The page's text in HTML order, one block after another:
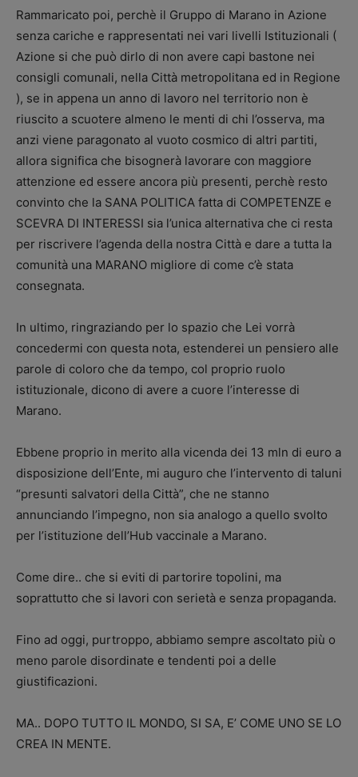
Rammaricato poi, perchè il Gruppo di Marano in Azione
senza cariche e rappresentati nei vari livelli Istituzionali (
Azione si che può dirlo di non avere capi bastone nei
consigli comunali, nella Città metropolitana ed in Regione
), se in appena un anno di lavoro nel territorio non è
riuscito a scuotere almeno le menti di chi l’osserva, ma
anzi viene paragonato al vuoto cosmico di altri partiti,
allora significa che bisognerà lavorare con maggiore
attenzione ed essere ancora più presenti, perchè resto
convinto che la SANA POLITICA fatta di COMPETENZE e
SCEVRA DI INTERESSI sia l’unica alternativa che ci resta
per riscrivere l’agenda della nostra Città e dare a tutta la
comunità una MARANO migliore di come c’è stata
consegnata.
In ultimo, ringraziando per lo spazio che Lei vorrà
concedermi con questa nota, estenderei un pensiero alle
parole di coloro che da tempo, col proprio ruolo
istituzionale, dicono di avere a cuore l’interesse di
Marano.
Ebbene proprio in merito alla vicenda dei 13 mln di euro a
disposizione dell’Ente, mi auguro che l’intervento di taluni
“presunti salvatori della Città”, che ne stanno
annunciando l’impegno, non sia analogo a quello svolto
per l’istituzione dell’Hub vaccinale a Marano.
Come dire.. che si eviti di partorire topolini, ma
soprattutto che si lavori con serietà e senza propaganda.
Fino ad oggi, purtroppo, abbiamo sempre ascoltato più o
meno parole disordinate e tendenti poi a delle
giustificazioni.
MA.. DOPO TUTTO IL MONDO, SI SA, E’ COME UNO SE LO
CREA IN MENTE.